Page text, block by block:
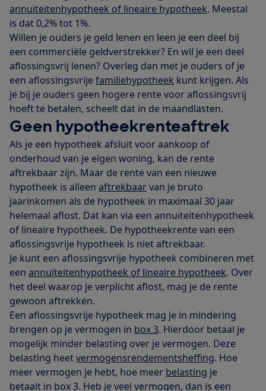
annuïteitenhypotheek of lineaire hypotheek. Meestal
is dat 0,2% tot 1%.
Willen je ouders je geld lenen en leen je een deel bij
een commerciële geldverstrekker? En wil je een deel
aflossingsvrij lenen? Overleg dan met je ouders of je
een aflossingsvrijefamiliehypotheek kunt krijgen. Als
je bij je ouders geen hogere rente voor aflossingsvrij
hoeft te betalen, scheelt dat in de maandlasten.
Geen hypotheekrenteaftrek
Als je een hypotheek afsluit voor aankoop of
onderhoud van je eigen woning, kan de rente
aftrekbaar zijn. Maar de rente van een nieuwe
hypotheek is alleen aftrekbaarvan je bruto
jaarinkomen als de hypotheek in maximaal 30 jaar
helemaal aflost. Dat kan via een annuïteitenhypotheek
of lineaire hypotheek. De hypotheekrente van een
aflossingsvrije hypotheek is niet aftrekbaar.
Je kunt een aflossingsvrije hypotheek combineren met
een annuïteitenhypotheek of lineaire hypotheek. Over
het deel waarop je verplicht aflost, mag je de rente
gewoon aftrekken.
Een aflossingsvrije hypotheek mag je in mindering
brengen op je vermogen in box 3. Hierdoor betaal je
mogelijk minder belasting over je vermogen. Deze
belasting heetvermogensrendementsheffing. Hoe
meer vermogen je hebt, hoe meer belasting je
betaalt in box 3. Heb je veel vermogen, dan is een